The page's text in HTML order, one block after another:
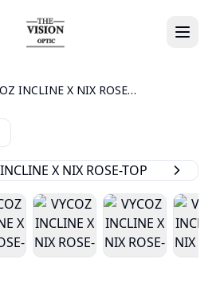
VYCOZ INCLINE X NIX ROSE-TOP